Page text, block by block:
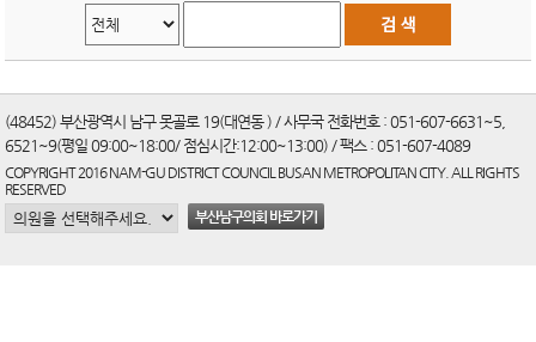
(48452) 부산광역시 남구 못골로 19(대연동 ) / 사무국 전화번호 : 051-607-6631~5,
6521~9(평일 09:00~18:00/ 점심시간:12:00~13:00) / 팩스 : 051-607-4089
COPYRIGHT 2016 NAM-GU DISTRICT COUNCIL BUSAN METROPOLITAN CITY. ALL RIGHTS
RESERVED
부산남구의회 바로가기